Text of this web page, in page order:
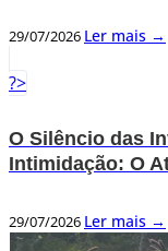
29/07/2026 Ler mais →
?>
O Silêncio das
Intimidação: O
29/07/2026 Ler mais →